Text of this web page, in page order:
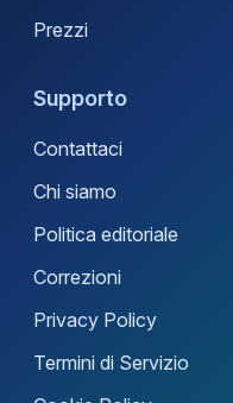
Prezzi
Supporto
Contattaci
Chi siamo
Politica editoriale
Correzioni
Privacy Policy
Termini di Servizio